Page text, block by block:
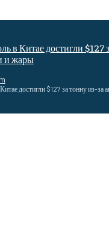
в Китае достигли $127
и жары
достигли $127 за тонну из-за